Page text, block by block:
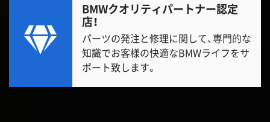
BMWクオリティパートナー認定
店！
パーツの発注と修理に関して、専門的な
知識でお客様の快適なBMWライフをサ
ポート致します。